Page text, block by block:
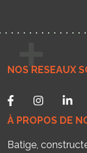
À PROPOS DE
Batige,
NOS RESEAUX